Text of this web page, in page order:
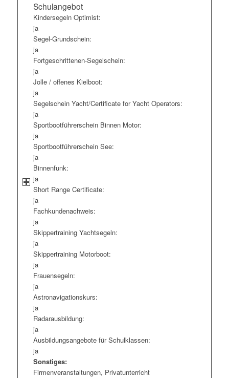
Schulangebot
Kindersegeln Optimist:
ja
Segel-Grundschein:
ja
Fortgeschrittenen-Segelschein:
ja
Jolle / offenes Kielboot:
ja
Segelschein Yacht/Certificate for Yacht Operators:
ja
Sportbootführerschein Binnen Motor:
ja
Sportbootführerschein See:
ja
Binnenfunk:
ja
Short Range Certificate:
ja
Fachkundenachweis:
ja
Skippertraining Yachtsegeln:
ja
Skippertraining Motorboot:
ja
Frauensegeln:
ja
Astronavigationskurs:
ja
Radarausbildung:
ja
Ausbildungsangebote für Schulklassen:
ja
Sonstiges:
Firmenveranstaltungen, Privatunterricht